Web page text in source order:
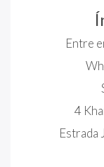
Entre
4
Estrada